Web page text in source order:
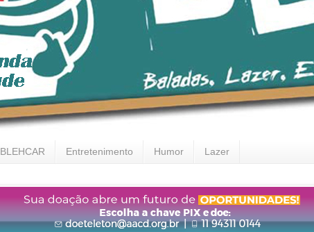
BLEHCAR Entretenimento Humor Lazer